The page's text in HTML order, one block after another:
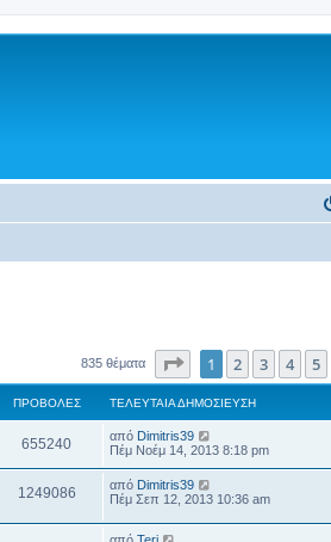
835 θέματα Σελίδα1 από 34
1 2 3 4 5
ΠΡΟΒΟΛΈΣ ΤΕΛΕΥΤΑΊΑ ΔΗΜΟΣΊΕΥΣΗ
655240 από Dimitris39
Πέμ Νοέμ 14, 2013 8:18 pm
1249086 από Dimitris39
Πέμ Σεπ 12, 2013 10:36 am